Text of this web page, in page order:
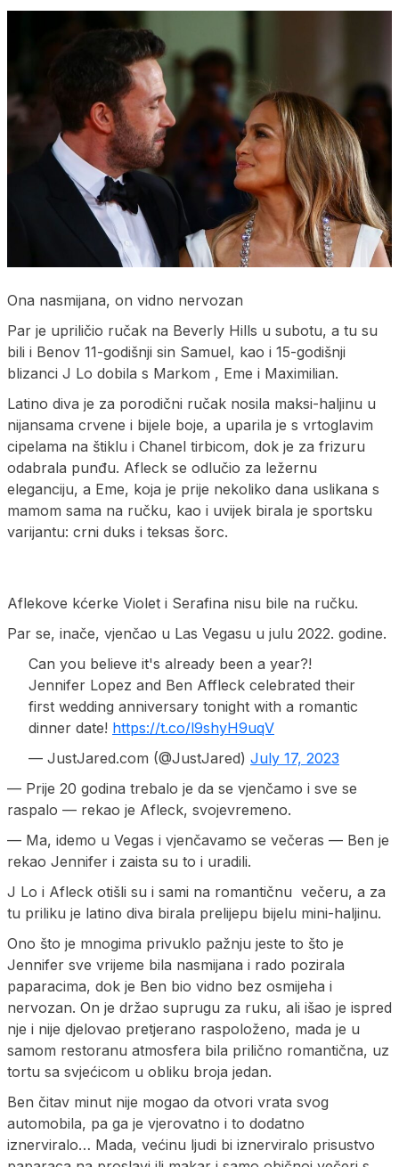
Ona nasmijana, on vidno nervozan
Par je upriličio ručak na Beverly Hills u subotu, a tu su
bili i Benov 11-godišnji sin Samuel, kao i 15-godišnji
blizanci J Lo dobila s Markom , Eme i Maximilian.
Latino diva je za porodični ručak nosila maksi-haljinu u
nijansama crvene i bijele boje, a uparila je s vrtoglavim
cipelama na štiklu i Chanel tirbicom, dok je za frizuru
odabrala punđu. Afleck se odlučio za ležernu
eleganciju, a Eme, koja je prije nekoliko dana uslikana s
mamom sama na ručku, kao i uvijek birala je sportsku
varijantu: crni duks i teksas šorc.
Aflekove kćerke Violet i Serafina nisu bile na ručku.
Par se, inače, vjenčao u Las Vegasu u julu 2022. godine.
Can you believe it's already been a year?!
Jennifer Lopez and Ben Affleck celebrated their
first wedding anniversary tonight with a romantic
dinner date! https://t.co/l9shyH9uqV
— JustJared.com (@JustJared) July 17, 2023
— Prije 20 godina trebalo je da se vjenčamo i sve se
raspalo — rekao je Afleck, svojevremeno.
— Ma, idemo u Vegas i vjenčavamo se večeras — Ben je
rekao Jennifer i zaista su to i uradili.
J Lo i Afleck otišli su i sami na romantičnu večeru, a za
tu priliku je latino diva birala prelijepu bijelu mini-haljinu.
Ono što je mnogima privuklo pažnju jeste to što je
Jennifer sve vrijeme bila nasmijana i rado pozirala
paparacima, dok je Ben bio vidno bez osmijeha i
nervozan. On je držao suprugu za ruku, ali išao je ispred
nje i nije djelovao pretjerano raspoloženo, mada je u
samom restoranu atmosfera bila prilično romantična, uz
tortu sa svjećicom u obliku broja jedan.
Ben čitav minut nije mogao da otvori vrata svog
automobila, pa ga je vjerovatno i to dodatno
iznerviralo… Mada, većinu ljudi bi iznerviralo prisustvo